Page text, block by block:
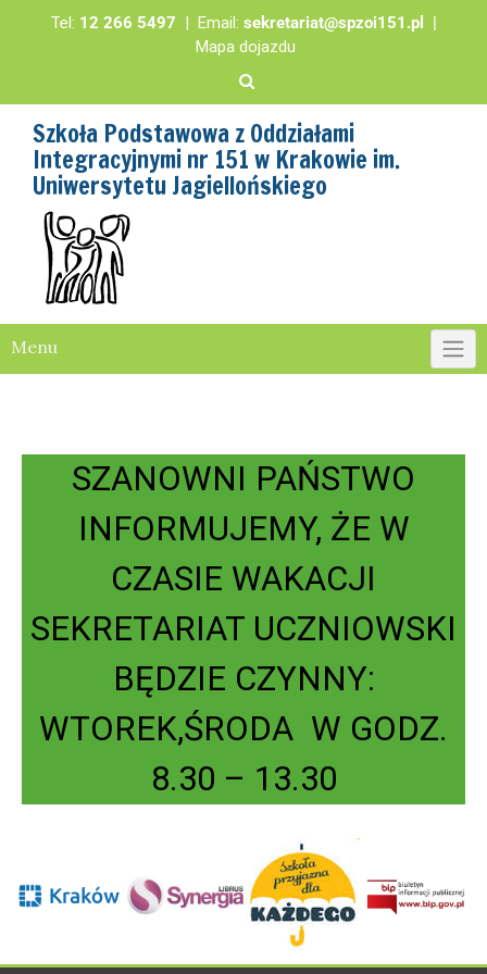
Tel: 12 266 5497 | Email: sekretariat@spzoi151.pl
|
Mapa dojazdu
Szkoła Podstawowa z Oddziałami
Integracyjnymi nr 151 w Krakowie im.
Uniwersytetu Jagiellońskiego
Menu
SZANOWNI PAŃSTWO
INFORMUJEMY, ŻE W
CZASIE WAKACJI
SEKRETARIAT UCZNIOWSKI
BĘDZIE CZYNNY:
WTOREK,ŚRODA W GODZ.
8.30 – 13.30